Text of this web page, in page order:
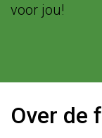
voor jou!
Over de